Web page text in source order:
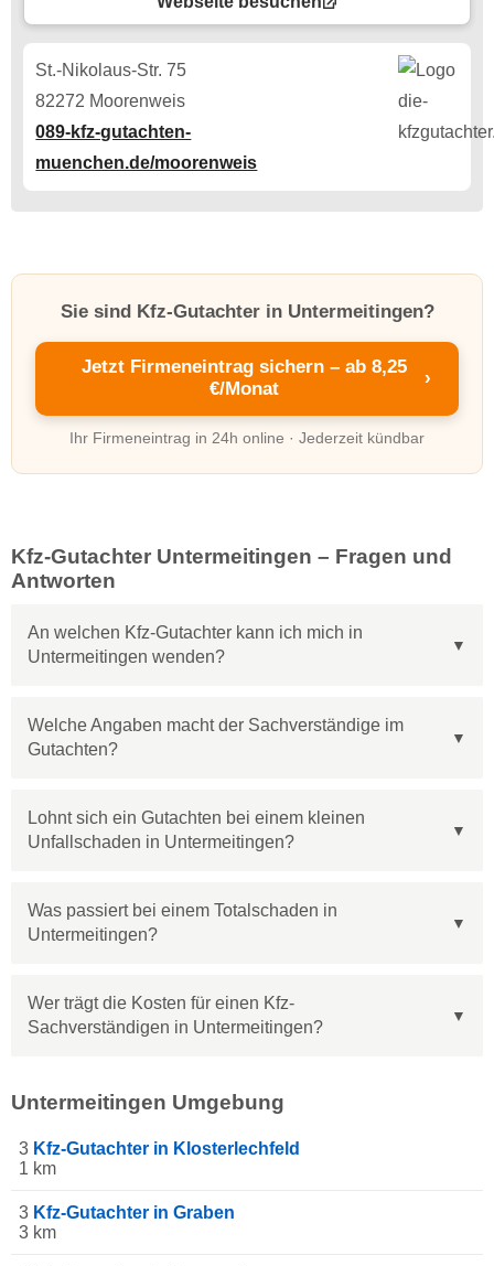
St.-Nikolaus-Str. 75
82272 Moorenweis
089-kfz-gutachten-
muenchen.de/moorenweis
Sie sind Kfz-Gutachter in Untermeitingen?
Jetzt Firmeneintrag sichern – ab 8,25
€/Monat
›
Ihr Firmeneintrag in 24h online · Jederzeit kündbar
Kfz-Gutachter Untermeitingen – Fragen und
Antworten
An welchen Kfz-Gutachter kann ich mich in
Untermeitingen wenden?
Welche Angaben macht der Sachverständige im
Gutachten?
Lohnt sich ein Gutachten bei einem kleinen
Unfallschaden in Untermeitingen?
Was passiert bei einem Totalschaden in
Untermeitingen?
Wer trägt die Kosten für einen Kfz-
Sachverständigen in Untermeitingen?
Untermeitingen Umgebung
3 Kfz-Gutachter in Klosterlechfeld
1 km
3 Kfz-Gutachter in Graben
3 km